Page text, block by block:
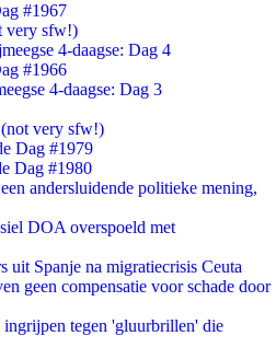
#1967
very sfw!)
4-daagse: Dag 4
#1966
4-daagse: Dag 3
very sfw!)
Dag #1979
Dag #1980
andersluidende politieke mening,
DOA overspoeld met
uit Spanje na migratiecrisis Ceuta
geen compensatie voor schade door
tegen 'gluurbrillen' die